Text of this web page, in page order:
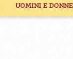
UOMINI E DONNE